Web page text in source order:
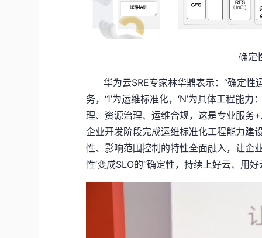
确定
华为云SRE专家林华鼎表示：“确定性
务，‘1’为运维标准化，‘N’为具体工程能
理、资源治理、运维合规，这是专业服务
企业开发阶段完成运维标准化工程能力建
性、影响范围控制的特性全面融入，让企
性’变成SLO的“确定性，持续上好云、用